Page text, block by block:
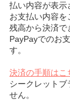
払い内容が表示
お支払い内容
残高から決済で
PayPayでのお
す。
決済の手順はこ
シークレットブ
せん。